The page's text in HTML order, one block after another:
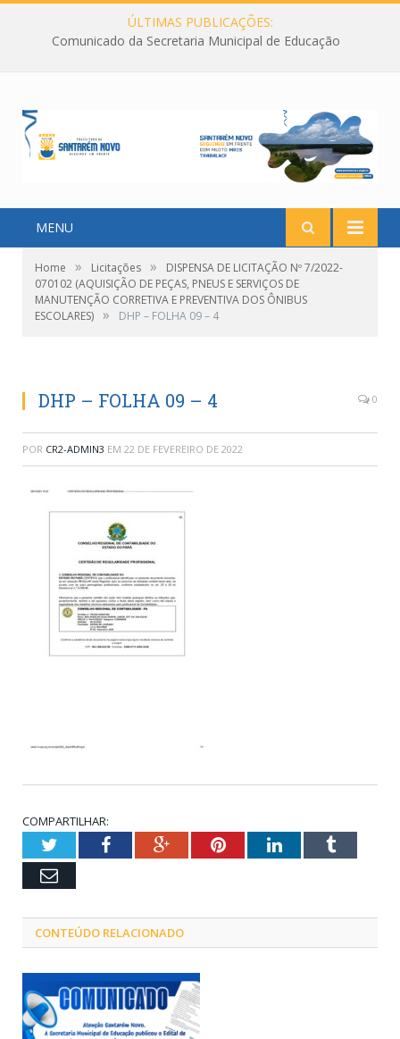
ÚLTIMAS PUBLICAÇÕES:
Comunicado da Secretaria Municipal de Educação
MENU
Home » Licitações »
DISPENSA DE LICITAÇÃO Nº 7/2022-
070102 (AQUISIÇÃO DE PEÇAS, PNEUS E SERVIÇOS DE
MANUTENÇÃO CORRETIVA E PREVENTIVA DOS ÔNIBUS
ESCOLARES) » DHP – FOLHA 09 – 4
DHP – FOLHA 09 – 4 0
POR CR2-ADMIN3 EM 22 DE FEVEREIRO DE 2022
COMPARTILHAR:
TwitterFacebookGoogle+PinterestLinkedInTumblr
Email
CONTEÚDO RELACIONADO